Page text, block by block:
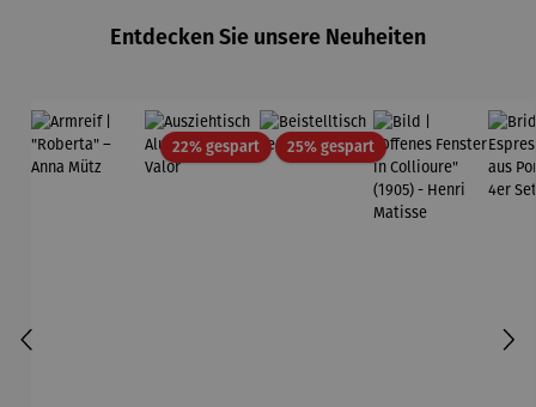
Entdecken Sie unsere Neuheiten
22% gespartRabatt25% gespartRabatt